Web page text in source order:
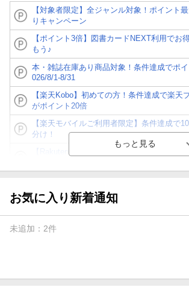
【対象者限定】全ジャンル対象！ポイント
りキャンペーン
【ポイント3倍】図書カードNEXT利用でお
もう♪
本・雑誌在庫あり商品対象！条件達成でポ
026/8/1-8/31
【楽天Kobo】初めての方！条件達成で楽天
がポイント20倍
【楽天モバイルご利用者限定】条件達成で
分け！
が当たる！
楽天モバイル紹介キャンペーンの拡散で
条件達成で楽天限定・宝塚歌劇 宙組貸切公
お気に入り新着通知
未追加： 2件